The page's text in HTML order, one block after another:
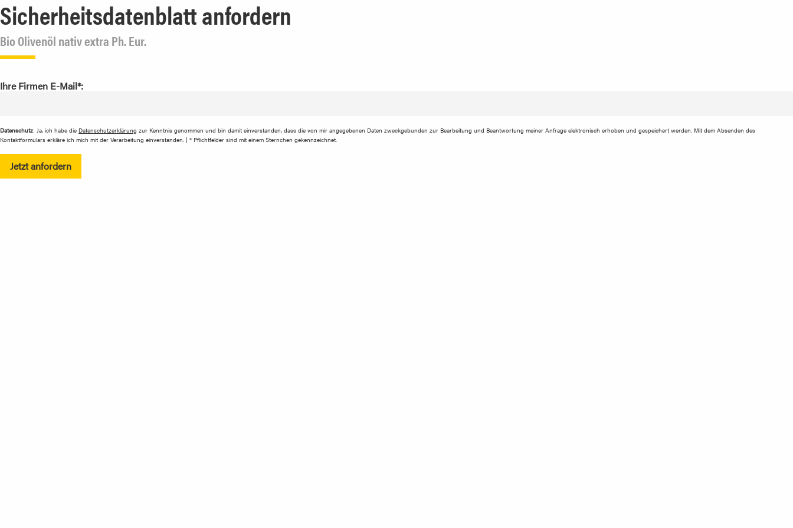
Sicherheitsdatenblatt anfordern
Bio Olivenöl nativ extra Ph. Eur.
Ihre Firmen E-Mail*:
Datenschutz: Ja, ich habe die Datenschutzerklärung zur Kenntnis genommen und bin damit einverstanden, dass die von mir angegebenen Daten zweckgebunden zur Bearbeitung und Beantwortung meiner Anfrage elektronisch erhoben und gespeichert werden. Mit dem Absenden des
Kontaktformulars erkläre ich mich mit der Verarbeitung einverstanden. | * Pflichtfelder sind mit einem Sternchen gekennzeichnet.
Jetzt anfordern